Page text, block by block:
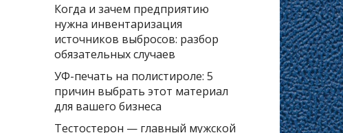
Когда и зачем предприятию
нужна инвентаризация
источников выбросов: разбор
обязательных случаев
УФ-печать на полистироле: 5
причин выбрать этот материал
для вашего бизнеса
Тестостерон — главный мужской